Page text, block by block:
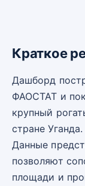
Краткое
Дашборд
ФАОСТАТ и
крупный
стране Уганда.
Данные
позволяют
площади и